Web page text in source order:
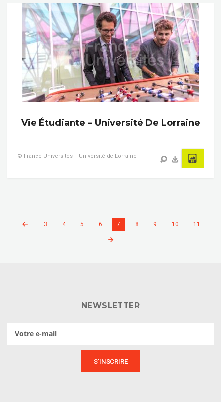
Vie Étudiante – Université De Lorraine
© France Universités – Université de Lorraine
3 4 5 6 7 8 9 10 11
NEWSLETTER